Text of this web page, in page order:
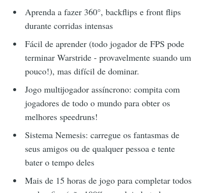
Aprenda a fazer 360°, backflips e front flips
durante corridas intensas
Fácil de aprender (todo jogador de FPS pode
terminar Warstride - provavelmente suando um
pouco!), mas difícil de dominar.
Jogo multijogador assíncrono: compita com
jogadores de todo o mundo para obter os
melhores speedruns!
Sistema Nemesis: carregue os fantasmas de
seus amigos ou de qualquer pessoa e tente
bater o tempo deles
Mais de 15 horas de jogo para completar todos